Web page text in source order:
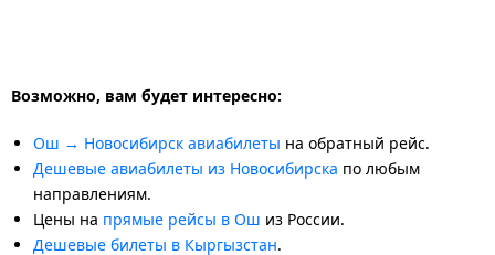
Возможно, вам будет интересно:
Ош → Новосибирск авиабилеты на обратный рейс.
Дешевые авиабилеты из Новосибирска по любым
направлениям.
Цены на прямые рейсы в Ош из России.
Дешевые билеты в Кыргызстан.